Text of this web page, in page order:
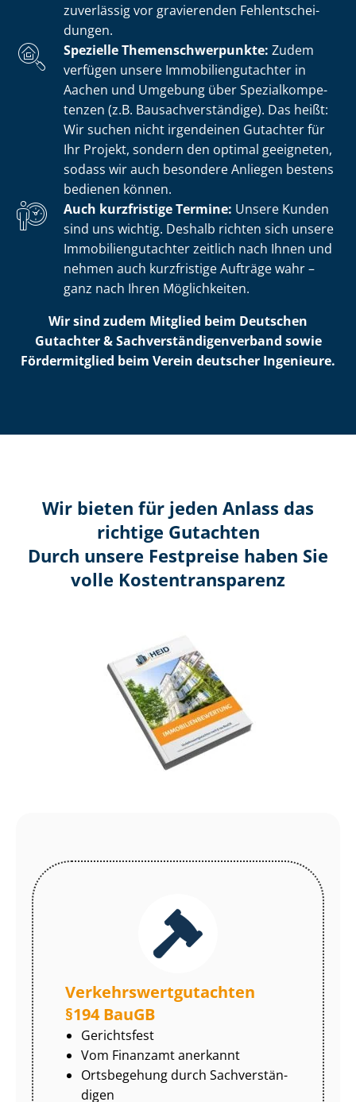
zuverlässig vor gravierenden Fehl­ent­schei­
dun­gen.
Spezielle The­men­schwer­punk­te: Zudem
verfügen unsere Im­mo­bi­li­en­gut­ach­ter in
Aachen und Umgebung über Spe­zi­al­kom­pe­
ten­zen (z.B. Bau­sach­ver­stän­di­ge). Das heißt:
Wir suchen nicht irgendeinen Gutachter für
Ihr Projekt, sondern den optimal geeigneten,
sodass wir auch besondere Anliegen bestens
bedienen können.
Auch kurzfristige Termine: Unsere Kunden
sind uns wichtig. Deshalb richten sich unsere
Im­mo­bi­li­en­gut­ach­ter zeitlich nach Ihnen und
nehmen auch kurzfristige Aufträge wahr –
ganz nach Ihren Möglichkeiten.
Wir sind zudem Mitglied beim Deutschen
Gutachter & Sach­ver­stän­di­gen­ver­band sowie
Fördermitglied beim Verein deutscher Ingenieure.
Wir bieten für jeden Anlass das
richtige Gutachten
Durch unsere Festpreise haben Sie
volle Kosten­transparenz
Ver­kehrs­wert­gut­ach­ten
§194 BauGB
Gerichtsfest
Vom Finanzamt anerkannt
Ortsbegehung durch Sach­ver­stän­
di­gen